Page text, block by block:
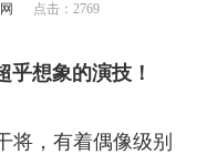
点击： 2769
乎想象的演技！
将，有着偶像级别